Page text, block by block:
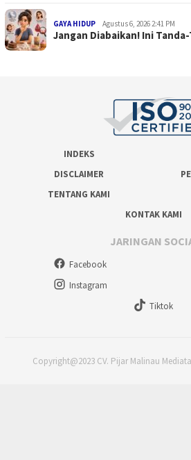
GAYA HIDUP Agustus 6, 2026 2:41 PM
Jangan Diabaikan! Ini
INDEKS
DISCLAIMER
TENTANG KAMI
KONTAK KAMI
JARINGAN
Facebook
Instagram
Tiktok
Copyright@2023 CV. Pijar Malinau